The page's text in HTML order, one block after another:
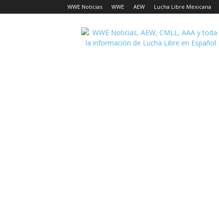
WWE Noticias WWE AEW Lucha Libre Mexicana
Lucha
Noticias